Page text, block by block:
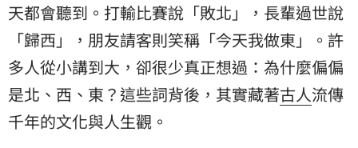
天都會聽到。打輸比賽說「敗北」，長輩過世說
「歸西」，朋友請客則笑稱「今天我做東」。許
多人從小講到大，卻很少真正想過：為什麼偏偏
是北、西、東？這些詞背後，其實藏著古人流傳
千年的文化與人生觀。